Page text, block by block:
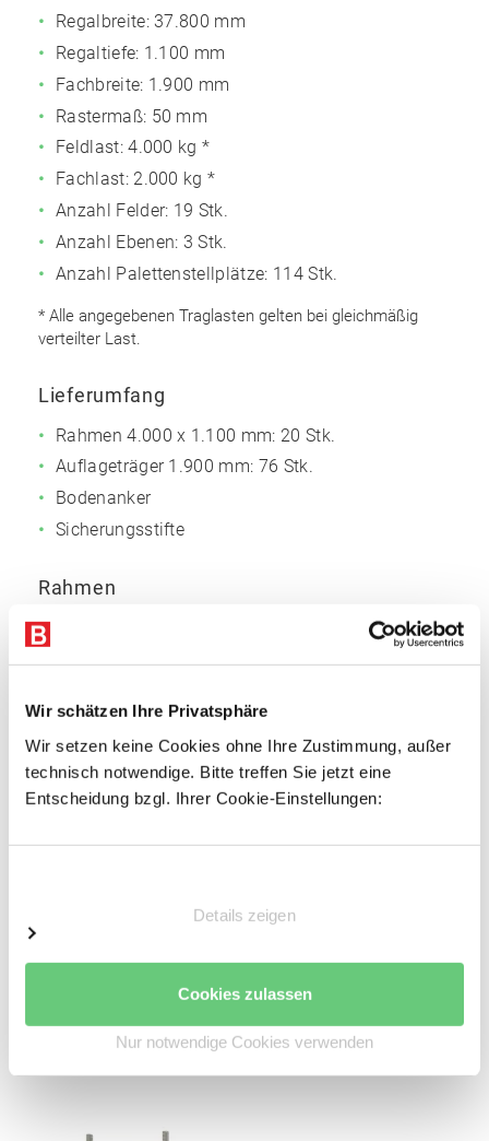
Wir schätzen Ihre Privatsphäre
Wir setzen keine Cookies ohne Ihre Zustimmung, außer
technisch notwendige. Bitte treffen Sie jetzt eine
Entscheidung bzgl. Ihrer Cookie-Einstellungen:
Details zeigen
Cookies zulassen
Nur notwendige Cookies verwenden
Regalbreite: 37.800 mm
Regaltiefe: 1.100 mm
Fachbreite: 1.900 mm
Rastermaß: 50 mm
Feldlast:4.000 kg *
Fachlast: 2.000 kg *
Anzahl Felder: 19 Stk.
Anzahl Ebenen: 3 Stk.
Anzahl Palettenstellplätze: 114 Stk.
* Alle angegebenen Traglasten gelten bei gleichmäßig
verteilter Last.
Lieferumfang
Rahmen 4.000 x 1.100 mm: 20 Stk.
Auflageträger 1.900 mm: 76 Stk.
Bodenanker
Sicherungsstifte
Rahmen
Materialstärke: 2 mm
Höhenverstellraster für die Trägerholme: 50 mm
Oberfläche pulverbeschichtet:SilbergrauNCS
S4005
Kaltgewalztes Kastenprofil
sicheren, kraftschlüssigen Verbindung
Inkl. zwei Sicherungsstiften je Auflageträger
gegen unbeabsichtigtes Ausheben
Oberfläche pulverbeschichtet: